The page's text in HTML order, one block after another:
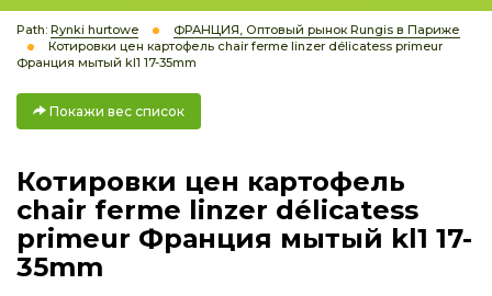
Path: Rynki hurtowe
ФРАНЦИЯ, Оптовый рынок Rungis в Париже
Котировки цен картофель chair ferme linzer délicatess primeur
Франция мытый kl1 17-35mm
Покажи вес список
Котировки цен картофель
chair ferme linzer délicatess
primeur Франция мытый kl1 17-
35mm